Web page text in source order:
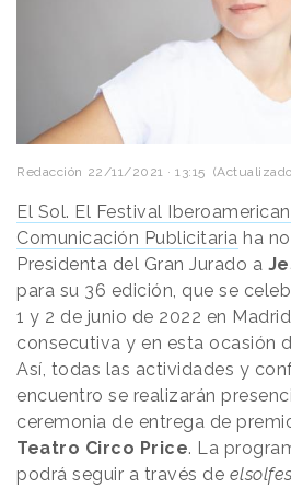
Redacción 22/11/2021 · 13:15
El Sol. El Festival
Comunicación Publicitaria ha
Presidenta del Gran Jurado a
para su 36 edición, que se
1 y 2 de junio de 2022 en
consecutiva y en esta ocasión
Así, todas las actividades y
encuentro se realizarán
ceremonia de entrega de
Teatro Circo Price. La
podrá seguir a través de